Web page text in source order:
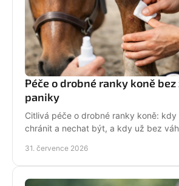
Péče o drobné ranky koně
paniky
Citlivá péče o drobné ranky koně:
chránit a nechat být, a kdy už bez
31. července 2026